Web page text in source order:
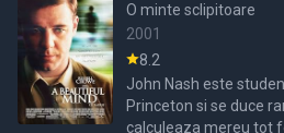
O minte sclipitoare
2001
8.2
John Nash este
Princeton si se duce
calculeaza mereu tot